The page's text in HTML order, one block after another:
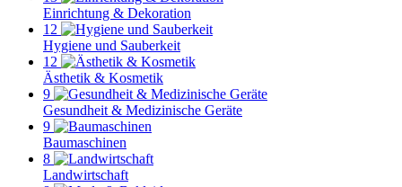
Einrichtung & Dekoration
12
Hygiene und Sauberkeit
12
Ästhetik & Kosmetik
9
Gesundheit & Medizinische Geräte
9
Baumaschinen
8
Landwirtschaft